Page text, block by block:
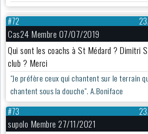
#72
Cas24 Membre 07/07/2019
Qui sont les coachs à St Médard ? Dimitri
club ? Merci
"Je préfère ceux qui chantent sur le terrain
chantent sous la douche". A.Boniface
#73
supolo Membre 27/11/2021